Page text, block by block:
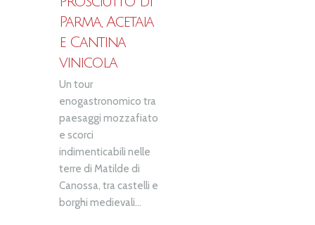
Parma, Acetaia
e Cantina
vinicola
Un tour
enogastronomico tra
paesaggi mozzafiato
e scorci
indimenticabili nelle
terre di Matilde di
Canossa, tra castelli e
borghi medievali...